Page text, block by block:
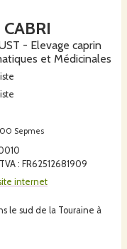
- Elevage caprin
et Médicinales
Sepmes
: FR62512681909
internet
le sud de la Touraine à